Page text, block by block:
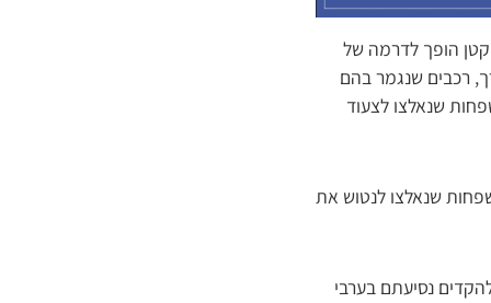
הופך לדרמה של
רכבים שנגמר בהם
שנאלצו לצעוד
שנאלצו לנטוש את
נסיעתם בערבי